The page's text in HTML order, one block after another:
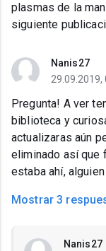
plasmas de la
siguiente
Nanis27
29.09.2019,
Pregunta! A ver
biblioteca y
actualizaras aún
eliminado así que
estaba ahí,
Mostrar 3
Nanis27